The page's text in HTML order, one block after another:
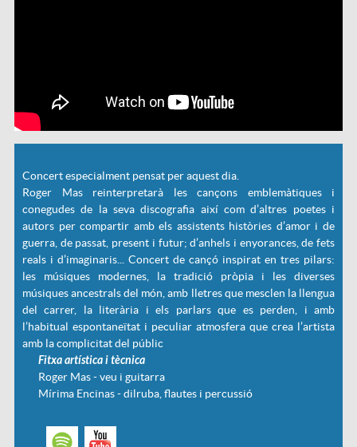
Concert especialment pensat per aquest dia.
Roger Mas reinterpretarà les cançons emblemàtiques i
conegudes de la seva discografia així com d’altres poetes i
autors per compartir amb els assistents històries d’amor i de
guerra, de passat, present i futur; d’anhels i enyorances, de fets
reals i d’imaginaris... Concert de cançó inspirat en tres pilars:
les músiques modernes, la tradició pròpia i les diverses
músiques ancestrals del món, amb lletres que mesclen la llengua
del carrer, la literària i els parlars que es perden, i amb
l’habitual espontaneïtat i peculiar atmosfera que crea l’artista
amb la complicitat del públic
Fitxa artística i tècnica
Roger Mas - veu i guitarra
Mírima Encinas - dilruba, flautes i percussió